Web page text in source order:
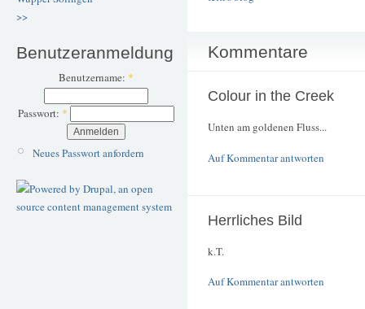
>>
Benutzeranmeldung
Benutzername: *
Passwort: *
Neues Passwort anfordern
Kommentare
Colour in the Creek
Unten am goldenen Fluss...
Auf Kommentar antworten
Herrliches Bild
k.T.
Auf Kommentar antworten